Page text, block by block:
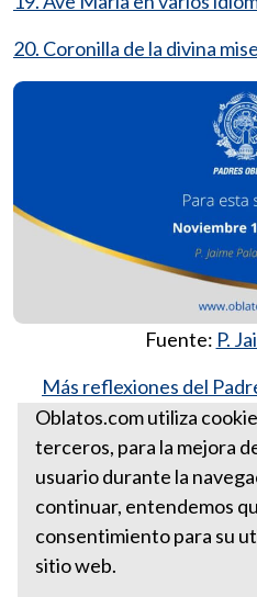
20. Coronilla de la divina
Fuente: P.
Más reflexiones del
Para esta
12 de
Oblatos.com utiliza
terceros, para la mejora
usuario durante la
continuar, entendemos
consentimiento para su
sitio web.